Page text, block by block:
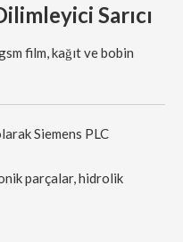
Sarıcı
film, kağıt ve bobin
Siemens PLC
parçalar, hidrolik